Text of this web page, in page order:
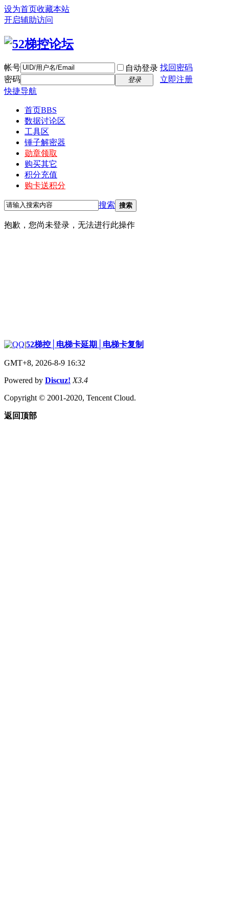
设为首页收藏本站
开启辅助访问
帐号 自动登录 找回密码
密码
登录
立即注册
快捷导航
首页BBS
数据讨论区
工具区
锤子解密器
勋章领取
购买其它
积分充值
购卡送积分
搜索 搜索
抱歉，您尚未登录，无法进行此操作
|52梯控│电梯卡延期│电梯卡复制
GMT+8, 2026-8-9 16:32
Powered by Discuz! X3.4
Copyright © 2001-2020, Tencent Cloud.
返回顶部